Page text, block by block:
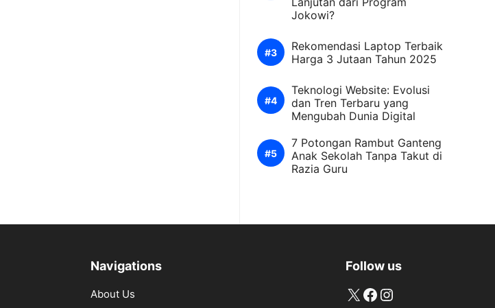
Jokowi?
Rekomendasi Laptop Terbaik
Harga 3 Jutaan Tahun 2025
Teknologi Website: Evolusi
dan Tren Terbaru yang
Mengubah Dunia Digital
7 Potongan Rambut Ganteng
Anak Sekolah Tanpa Takut di
Razia Guru
Navigations
About Us
Follow us
X Facebook
Instagram